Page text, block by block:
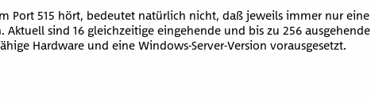
Port 515 hört, bedeutet natürlich nicht, daß jeweils immer nur eine
sind 16 gleichzeitige eingehende und bis zu 256 ausgehende
Hardware und eine Windows-Server-Version vorausgesetzt.